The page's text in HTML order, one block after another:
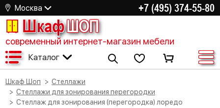
Москва +7 (495) 374-55-80
ШкафШОП
современный интернет-магазин мебели
Каталог
Шкаф Шоп
Стеллажи
Стеллажи для зонирования перегородки
Стеллаж для зонирования (перегородка) лоредо